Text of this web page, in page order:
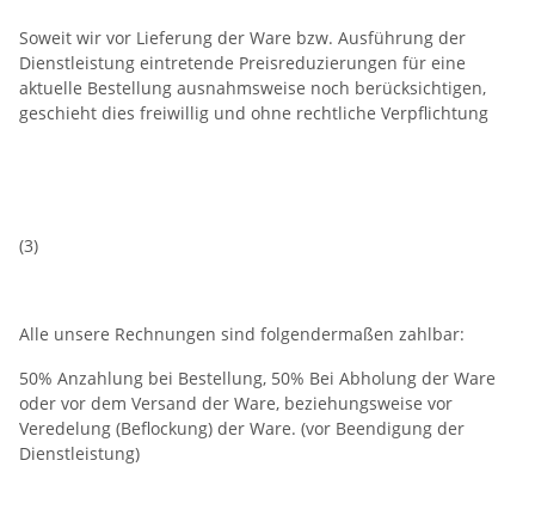
Soweit wir vor Lieferung der Ware bzw. Ausführung der
Dienstleistung eintretende Preisreduzierungen für eine
aktuelle Bestellung ausnahmsweise noch berücksichtigen,
geschieht dies freiwillig und ohne rechtliche Verpflichtung
(3)
Alle unsere Rechnungen sind folgendermaßen zahlbar:
50% Anzahlung bei Bestellung, 50% Bei Abholung der Ware
oder vor dem Versand der Ware, beziehungsweise vor
Veredelung (Beflockung) der Ware. (vor Beendigung der
Dienstleistung)